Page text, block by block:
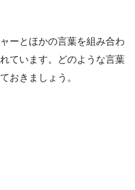
ーとほかの言葉を組み合わ
ています。どのような言葉
おきましょう。